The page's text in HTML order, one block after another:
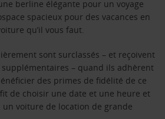
berline élégante pour un voyage
spacieux pour des vacances en
qu’il vous faut.
sont surclassés – et reçoivent
– quand ils adhèrent
des primes de fidélité de ce
de choisir une date et une heure et
voiture de location de grande